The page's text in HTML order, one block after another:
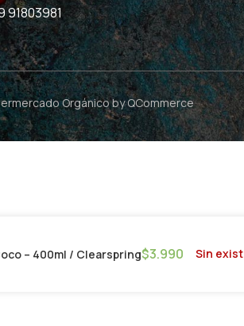
91803981
Orgánicoby QCommerce
– 400ml / Clearspring$3.990 Sin